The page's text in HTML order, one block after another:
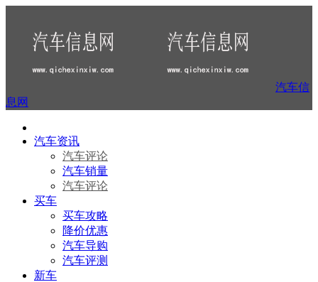
汽车信
息网
汽车资讯
汽车评论
汽车销量
汽车评论
买车
买车攻略
降价优惠
汽车导购
汽车评测
新车